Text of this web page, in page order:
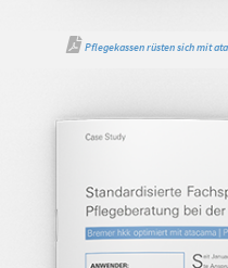
Pflegekassen rüsten sich mit